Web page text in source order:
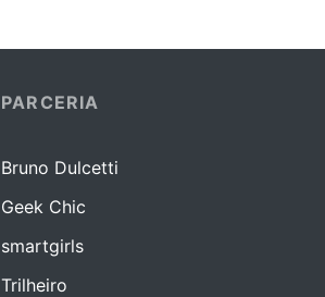
PARCERIA
Bruno Dulcetti
Geek Chic
smartgirls
Trilheiro